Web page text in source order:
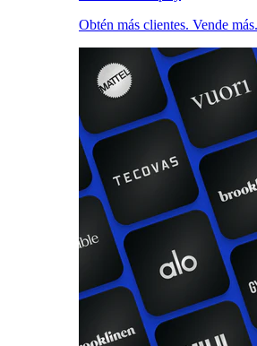
Obtén más clientes. Vende más.